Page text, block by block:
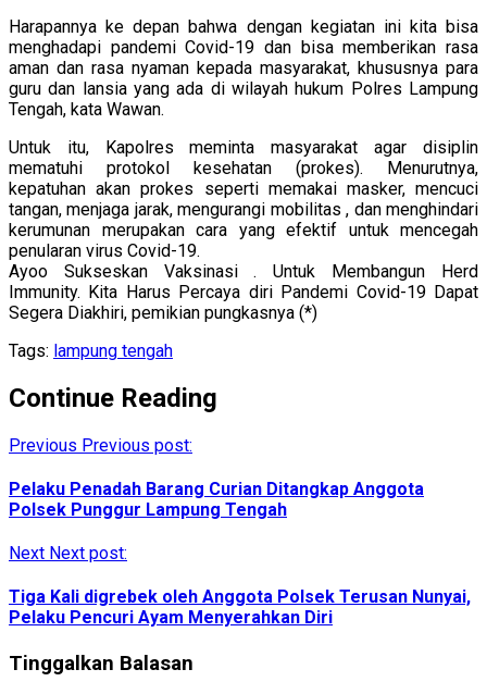
Harapannya ke depan bahwa dengan kegiatan ini kita bisa
menghadapi pandemi Covid-19 dan bisa memberikan rasa
aman dan rasa nyaman kepada masyarakat, khususnya para
guru dan lansia yang ada di wilayah hukum Polres Lampung
Tengah, kata Wawan.
Untuk itu, Kapolres meminta masyarakat agar disiplin
mematuhi protokol kesehatan (prokes). Menurutnya,
kepatuhan akan prokes seperti memakai masker, mencuci
tangan, menjaga jarak, mengurangi mobilitas , dan menghindari
kerumunan merupakan cara yang efektif untuk mencegah
penularan virus Covid-19.
Ayoo Sukseskan Vaksinasi . Untuk Membangun Herd
Immunity. Kita Harus Percaya diri Pandemi Covid-19 Dapat
Segera Diakhiri, pemikian pungkasnya (*)
Tags: lampung tengah
Continue Reading
Previous Previous post:
Pelaku Penadah Barang Curian Ditangkap Anggota
Polsek Punggur Lampung Tengah
Next Next post:
Tiga Kali digrebek oleh Anggota Polsek Terusan Nunyai,
Pelaku Pencuri Ayam Menyerahkan Diri
Tinggalkan Balasan